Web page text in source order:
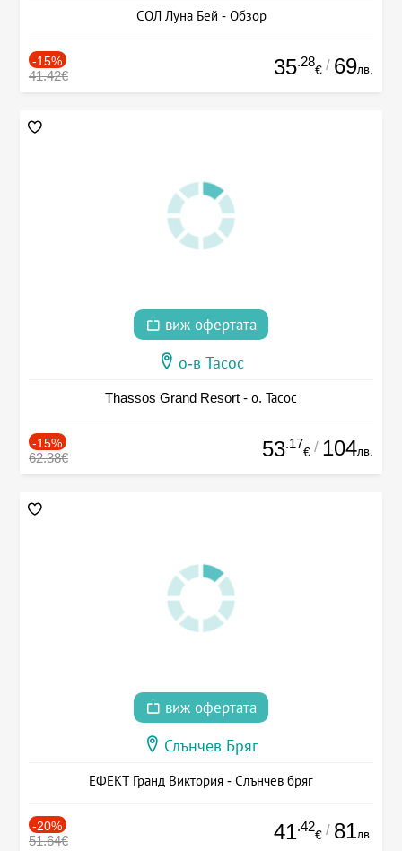
СОЛ Луна Бей - Обзор
-15%
41.42€ 35.28
€ / 69лв.
виж офертата
о-в Тасос
Thassos Grand Resort - о. Тасос
-15%
62.38€ 53.17
€ / 104лв.
виж офертата
Слънчев Бряг
ЕФЕКТ Гранд Виктория - Слънчев бряг
-20%
51.64€ 41.42
€ / 81лв.